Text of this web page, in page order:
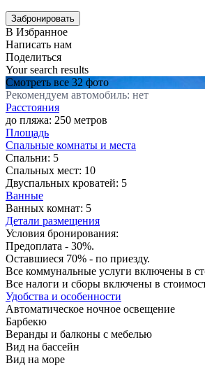
В Избранное
Написать нам
Поделиться
Your search results
Смотреть все 32 фото
Рекомендуем автомобиль: нет
Расстояния
до пляжа: 250 метров
Площадь
Спальные комнаты и места
Спальни: 5
Спальных мест: 10
Двуспальных кроватей: 5
Ванные
Ванных комнат: 5
Детали размещения
Условия бронирования:
Предоплата - 30%.
Оставшиеся 70% - по приезду.
Все коммунальные услуги включены в
Все налоги и сборы включены в
Удобства и особенности
Автоматическое ночное освещение
Барбекю
Веранды и балконы с мебелью
Вид на бассейн
Вид на море